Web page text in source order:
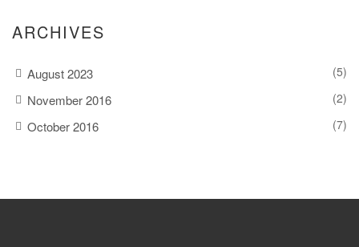
ARCHIVES
August 2023 (5)
November 2016 (2)
October 2016 (7)